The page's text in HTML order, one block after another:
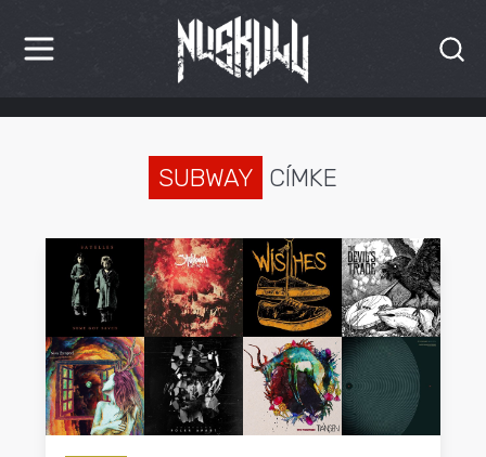
HÍREK
INTERJÚK
PREMIEREK
KULT
MÁSVILÁG
SUBWAY CÍMKE